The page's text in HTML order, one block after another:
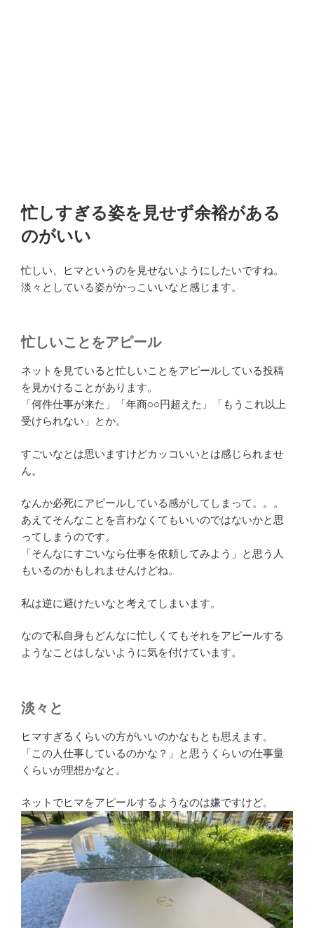
忙しすぎる姿を見せず余裕がある
のがいい
忙しい、ヒマというのを見せないようにしたいですね。
淡々としている姿がかっこいいなと感じます。
忙しいことをアピール
ネットを見ていると忙しいことをアピールしている投稿
を見かけることがあります。
「何件仕事が来た」「年商○○円超えた」「もうこれ以上
受けられない」とか。
すごいなとは思いますけどカッコいいとは感じられませ
ん。
なんか必死にアピールしている感がしてしまって。。。
あえてそんなことを言わなくてもいいのではないかと思
ってしまうのです。
「そんなにすごいなら仕事を依頼してみよう」と思う人
もいるのかもしれませんけどね。
私は逆に避けたいなと考えてしまいます。
なので私自身もどんなに忙しくてもそれをアピールする
ようなことはしないように気を付けています。
淡々と
ヒマすぎるくらいの方がいいのかなもとも思えます。
「この人仕事しているのかな？」と思うくらいの仕事量
くらいが理想かなと。
ネットでヒマをアピールするようなのは嫌ですけど。